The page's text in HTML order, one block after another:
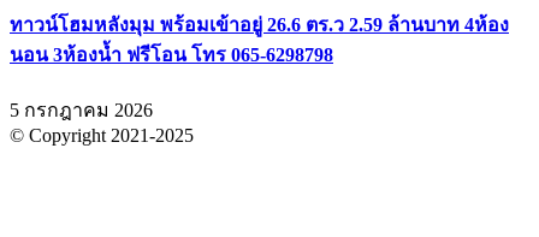
ทาวน์โฮมหลังมุม พร้อมเข้าอยู่ 26.6 ตร.ว 2.59 ล้านบาท 4ห้อง
นอน 3ห้องน้ำ ฟรีโอน โทร 065-6298798
5 กรกฎาคม 2026
© Copyright 2021-2025